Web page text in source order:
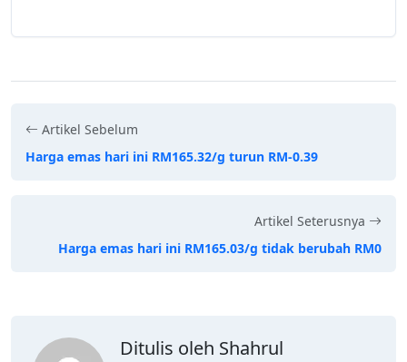
Artikel Sebelum
Harga emas hari ini RM165.32/g turun RM-0.39
Artikel Seterusnya
Harga emas hari ini RM165.03/g tidak berubah RM0
Ditulis oleh Shahrul